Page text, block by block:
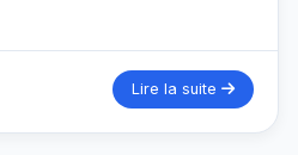
Lire la suite